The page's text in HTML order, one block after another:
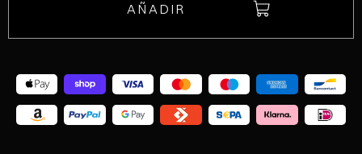
AÑADIR